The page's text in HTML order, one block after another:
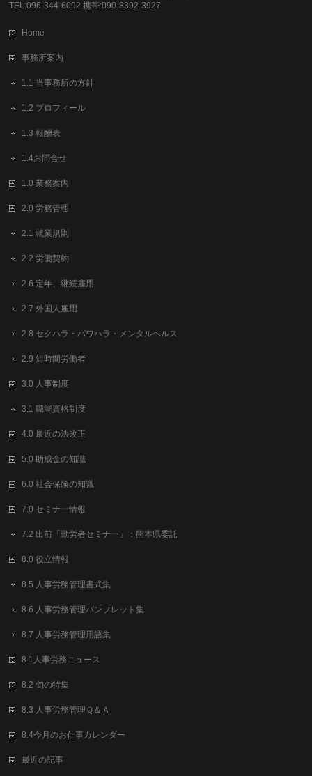
TEL:096-344-6092 携帯:090-8392-3927
Home
事務所案内
1.1 当事務所の方針
1.2 プロフィール
1.3 報酬表
1.4お問合せ
1.0 業務案内
2.0 労務管理
2.1 就業規則
2.2 労働契約
2.6 定年、継続雇用
2.7 外国人雇用
2.8 セクハラ・パワハラ・メンタルヘルス
2.9 短時間労働者
3.0 人事制度
3.1 職能資格制度
4.0 最近の法改正
5.0 助成金の知識
6.0 社会保険の知識
7.0 セミナー情報
7.2 出前「勤労者セミナー」：熊本県委託
8.0 役立情報
8.5 人事労務管理書式集
8.6 人事労務管理パンフレット集
8.7 人事労務管理用語集
8.1人事労務ニュース
8.2 旬の特集
8.3 人事労務管理Ｑ＆Ａ
8.4今月のお仕事カレンダー
最近の記事